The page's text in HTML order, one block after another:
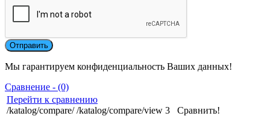
Мы гарантируем конфиденциальность Ваших данных!
Сравнение - (0)
Перейти к сравнению
/katalog/compare/ /katalog/compare/view 3
Сравнить!